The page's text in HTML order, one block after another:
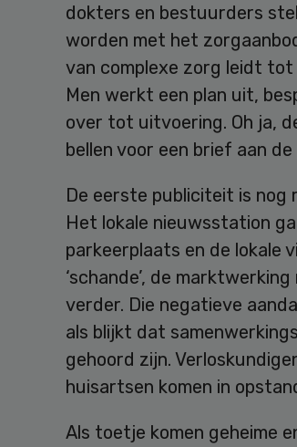
dokters en bestuurders
worden met het
van complexe zorg leidt
Men werkt een plan uit,
over tot uitvoering. Oh ja,
bellen voor een brief aan
De eerste publiciteit is nog
Het lokale nieuwsstation
parkeerplaats en de lokale
‘schande’, de
verder. Die negatieve
als blijkt dat
gehoord zijn.
huisartsen komen in
Als toetje komen geheime